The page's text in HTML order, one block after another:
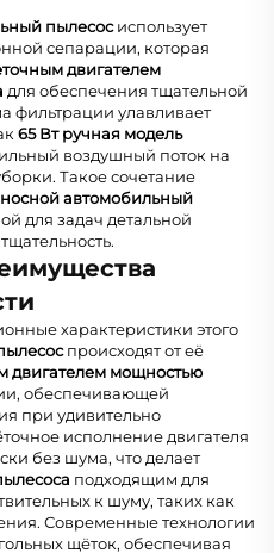
пылесосиспользует
сепарации, которая
двигателем
для обеспечения тщательной
фильтрации улавливает
65 Вт ручная модель
воздушный поток на
Такое сочетание
автомобильный
для задач детальной
характеристики этого
происходят от её
двигателем мощностью
обеспечивающей
при удивительно
исполнение двигателя
без шума, что делает
подходящим для
к шуму, таких как
Современные технологии
щёток, обеспечивая